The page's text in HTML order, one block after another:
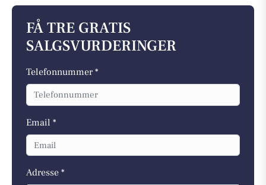
FÅ TRE GRATIS
SALGSVURDERINGER
Telefonnummer *
Email *
Adresse *